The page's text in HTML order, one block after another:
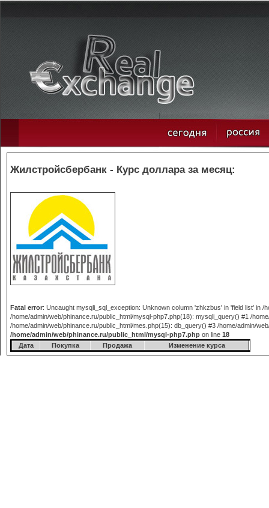
Жилстройсбербанк - Курс доллара за месяц:
Fatal error: Uncaught mysqli_sql_exception: Unknown column 'zhkzbus' in 'field list' in
/home/admin/web/phinance.ru/public_html/mysql-php7.php(18): mysqli_query() #1 /
/home/admin/web/phinance.ru/public_html/mes.php(15): db_query() #3 /home/admin/
/home/admin/web/phinance.ru/public_html/mysql-php7.php on line 18
Дата
Покупка Продажа Изменение курса